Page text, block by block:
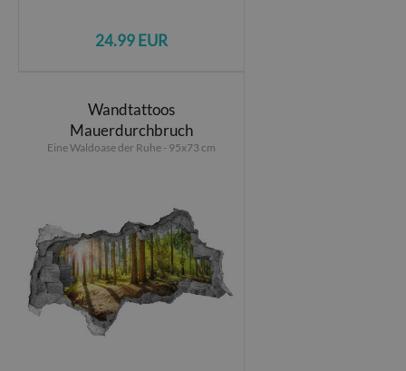
24.99 EUR
Wandtattoos
Mauerdurchbruch
Eine Waldoase der Ruhe - 95x73 cm